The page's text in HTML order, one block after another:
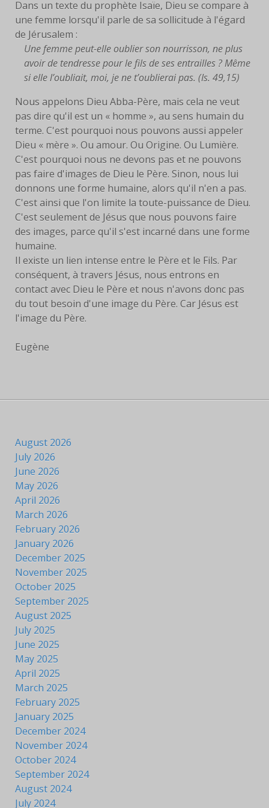
FACEBOOK
SERVANTES
PRIÈRES
PRIÈRE À EYMARD
NEUVAINE
PRIÈRE AVEC MARIE
PRIÈRE POUR LE DON DE
SOI
PRIÈRE POUR VOCATIONS
HISTOIRE
LIVRES
EUCHARISTIE
CONTACT
Dans un texte du prophète Isaïe, Dieu se compare à
une femme lorsqu'il parle de sa sollicitude à l'égard
de Jérusalem :
Une femme peut-elle oublier son nourrisson, ne plus
avoir de tendresse pour le fils de ses entrailles ? Même
si elle l’oubliait, moi, je ne t’oublierai pas. (Is. 49,15)
Nous appelons Dieu Abba-Père, mais cela ne veut
pas dire qu'il est un « homme », au sens humain du
terme. C'est pourquoi nous pouvons aussi appeler
Dieu « mère ». Ou amour. Ou Origine. Ou Lumière.
C'est pourquoi nous ne devons pas et ne pouvons
pas faire d'images de Dieu le Père. Sinon, nous lui
donnons une forme humaine, alors qu'il n'en a pas.
C'est ainsi que l'on limite la toute-puissance de Dieu.
C'est seulement de Jésus que nous pouvons faire
des images, parce qu'il s'est incarné dans une forme
humaine.
Il existe un lien intense entre le Père et le Fils. Par
conséquent, à travers Jésus, nous entrons en
contact avec Dieu le Père et nous n'avons donc pas
du tout besoin d'une image du Père. Car Jésus est
l'image du Père.
Eugène
August 2026
July 2026
June 2026
May 2026
April 2026
March 2026
February 2026
January 2026
December 2025
November 2025
October 2025
September 2025
August 2025
July 2025
June 2025
May 2025
April 2025
March 2025
February 2025
January 2025
December 2024
November 2024
October 2024
September 2024
August 2024
July 2024